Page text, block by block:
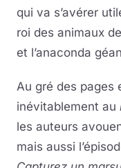
qui va s’avérer
roi des animaux
et l’anaconda
Au gré des pages
inévitablement au
les auteurs
mais aussi